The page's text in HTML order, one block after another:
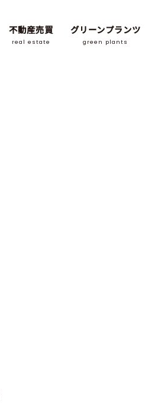
不動産売買
real estate
グリーンプランツ
green plants